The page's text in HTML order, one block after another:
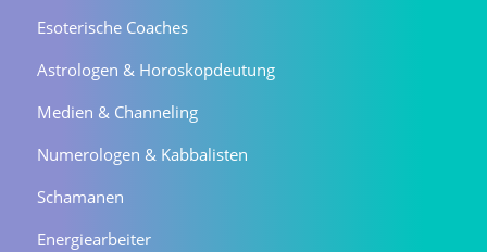
Esoterische Coaches
Astrologen & Horoskopdeutung
Medien & Channeling
Numerologen & Kabbalisten
Schamanen
Energiearbeiter